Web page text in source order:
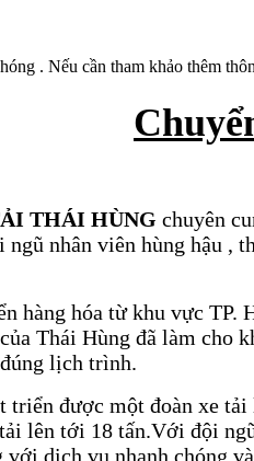
. Nếu cần tham khảo thêm
THÁI HÙNG chuyên
nhân viên hùng hậu ,
hàng hóa từ khu vực
Thái Hùng đã làm cho
lịch trình.
triển được một đoàn xe
lên tới 18 tấn.Với đội
dịch vụ nhanh chóng